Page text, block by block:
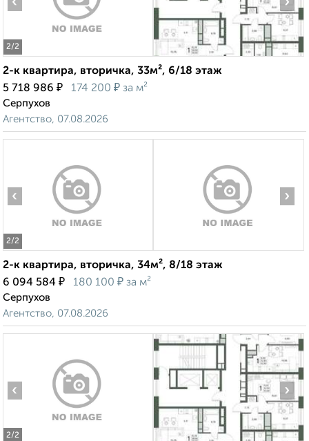
2/2
2-к квартира, вторичка, 33м², 6/18 этаж
5 718 986 ₽ 174 200 ₽ за м²
Серпухов
Агентство, 07.08.2026
2/2
‹ ›
2-к квартира, вторичка, 34м², 8/18 этаж
6 094 584 ₽ 180 100 ₽ за м²
Серпухов
Агентство, 07.08.2026
2/2
‹ ›